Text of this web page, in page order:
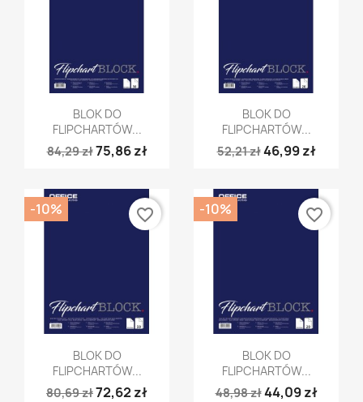
Szybki podgląd
BLOK DO
FLIPCHARTÓW...
84,29 zł75,86 zł
Szybki podgląd
BLOK DO
FLIPCHARTÓW...
52,21 zł46,99 zł
Szybki podgląd
BLOK DO
FLIPCHARTÓW...
80,69 zł72,62 zł
-10% favorite_border
Szybki podgląd
BLOK DO
FLIPCHARTÓW...
48,98 zł44,09 zł
-10% favorite_border